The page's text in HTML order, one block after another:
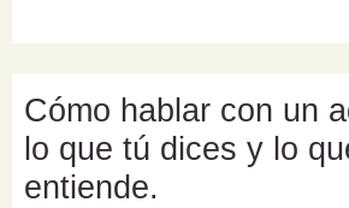
Cómo hablar con un
lo que tú dices y lo
entiende.